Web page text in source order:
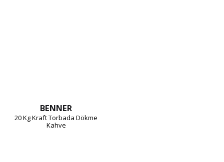
BENNER
20 Kg Kraft Torbada Dökme
Kahve